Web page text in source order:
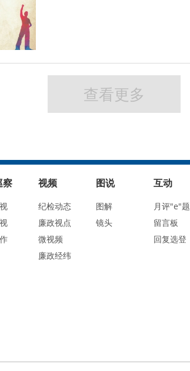
查看更多
察 视频
纪检动态
廉政视点
微视频
廉政经纬
图说
图解
镜头
互动
月评"e"题
留言板
回复选登